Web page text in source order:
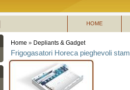
HOME
Home » Depliants & Gadget
Frigogasatori Horeca pieghevoli